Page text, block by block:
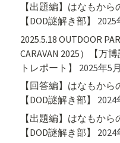
【出題編】はなもか
【DOD謎解き部】
2025
2025.5.18 OUTDOOR
CARAVAN 2025）【万
トレポート】
2025年5
【回答編】はなもか
【DOD謎解き部】
2024
【出題編】はなもか
【DOD謎解き部】
2024